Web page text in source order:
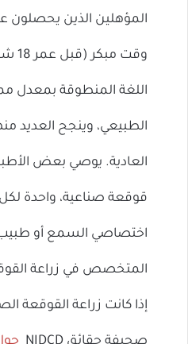
المؤهلين الذين يحصلون
اللغة المنطوقة بمعدل
الطبيعي، وينجح العديد
العادية. يوصي بعض
قوقعة صناعية، واحدة
اختصاصي السمع أو طبيب
المتخصص في زراعة
إذا كانت زراعة القوقعة